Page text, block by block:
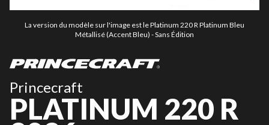
La version du modèle sur l'image est le Platinum 220 R Platinum Bleu
Métallisé (Accent Bleu) - Sans Édition
Princecraft
PLATINUM 220 R